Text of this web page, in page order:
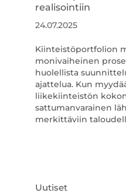
realisointiin
24.07.2025
Kiinteistöportfolion
monivaiheinen
huolellista
ajattelua. Kun
liikekiinteistön
sattumanvarainen
merkittäviin
Uutiset